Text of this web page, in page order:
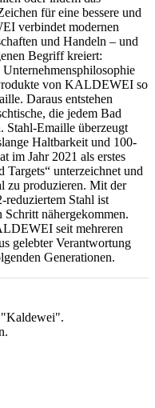
für eine bessere und
verbindet modernen
und Handeln – und
Begriff kreiert:
von KALDEWEI so
Daraus entstehen
die jedem Bad
Stahl-Emaille überzeugt
Haltbarkeit und 100-
im Jahr 2021 als erstes
Targets“ unterzeichnet und
zu produzieren. Mit der
Stahl ist
nähergekommen.
seit mehreren
gelebter Verantwortung
Generationen.